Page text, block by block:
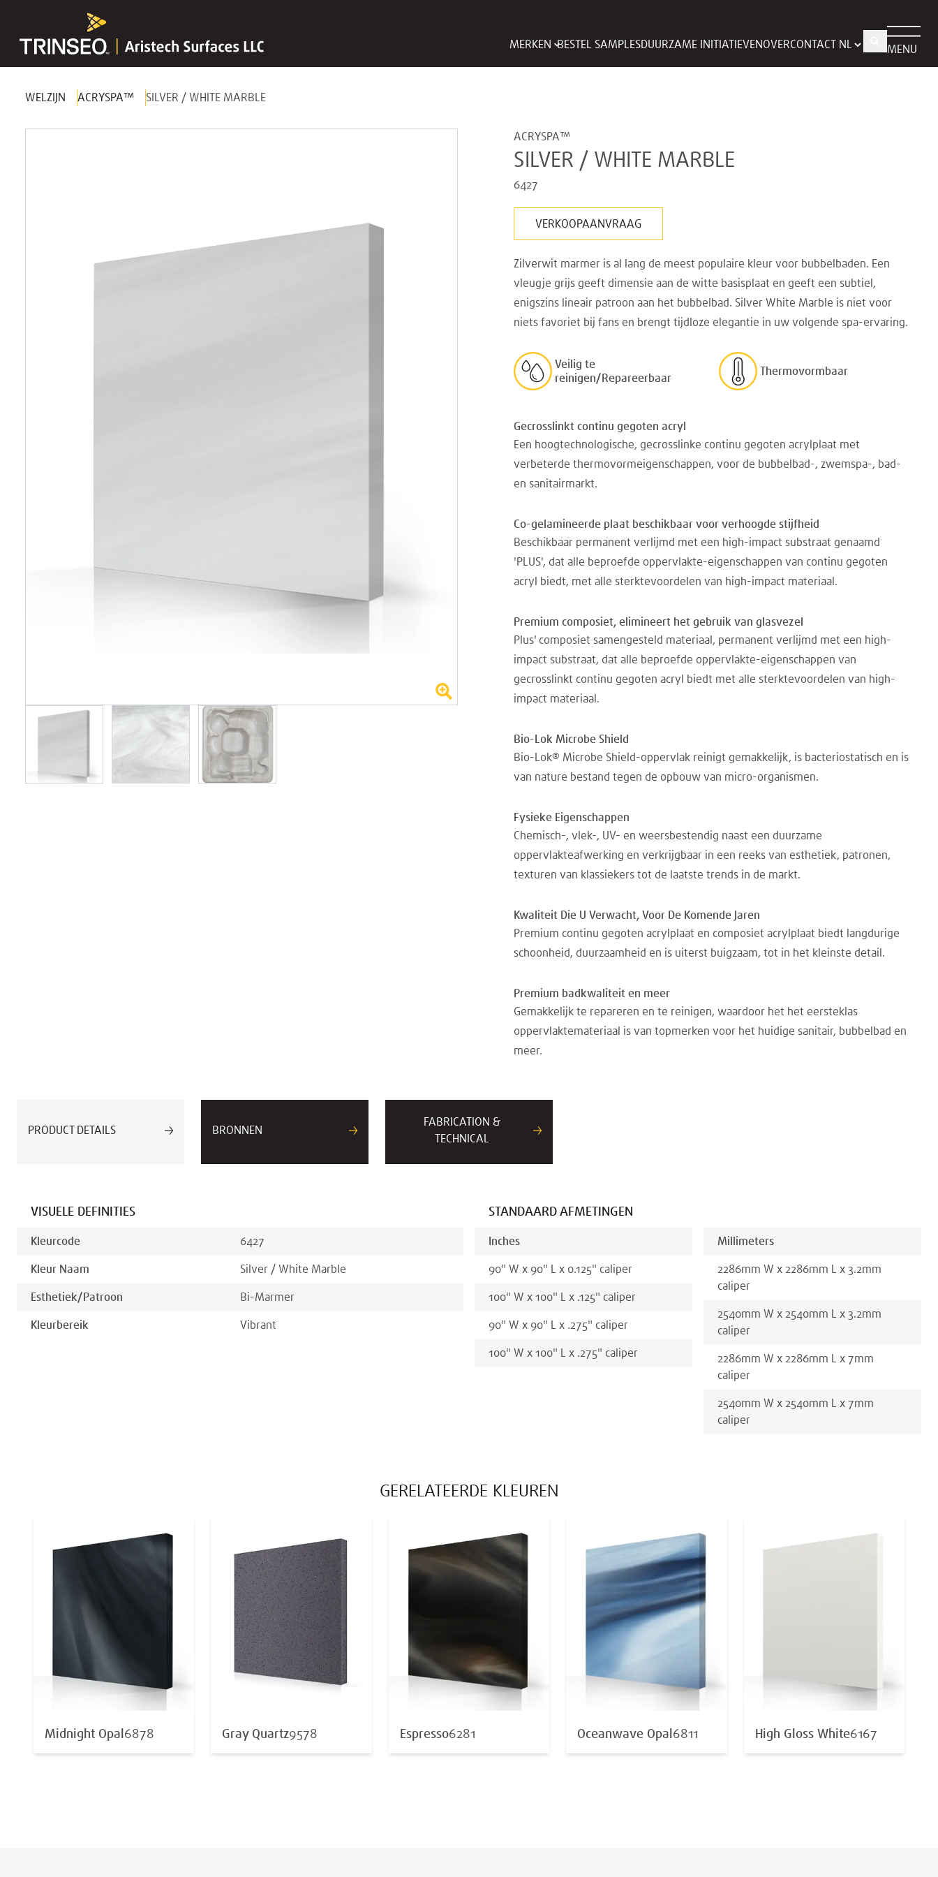
MERKEN BESTEL SAMPLES DUURZAME INITIATIEVENOVERCONTACT MENU
WELZIJN ACRYSPA™ SILVER / WHITE MARBLE
ACRYSPA™
SILVER / WHITE MARBLE
6427
VERKOOPAANVRAAG
Zilverwit marmer is al lang de meest populaire kleur voor bubbelbaden. Een
vleugje grijs geeft dimensie aan de witte basisplaat en geeft een subtiel,
enigszins lineair patroon aan het bubbelbad. Silver White Marble is niet voor
niets favoriet bij fans en brengt tijdloze elegantie in uw volgende spa-ervaring.
Veilig te
reinigen/Repareerbaar
Thermovormbaar
Gecrosslinkt continu gegoten acryl
Een hoogtechnologische, gecrosslinke continu gegoten acrylplaat met
verbeterde thermovormeigenschappen, voor de bubbelbad-, zwemspa-, bad-
en sanitairmarkt.
Co-gelamineerde plaat beschikbaar voor verhoogde stijfheid
Beschikbaar permanent verlijmd met een high-impact substraat genaamd
'PLUS', dat alle beproefde oppervlakte-eigenschappen van continu gegoten
acryl biedt, met alle sterktevoordelen van high-impact materiaal.
Premium composiet, elimineert het gebruik van glasvezel
Plus' composiet samengesteld materiaal, permanent verlijmd met een high-
impact substraat, dat alle beproefde oppervlakte-eigenschappen van
gecrosslinkt continu gegoten acryl biedt met alle sterktevoordelen van high-
impact materiaal.
Bio-Lok Microbe Shield
Bio-Lok® Microbe Shield-oppervlak reinigt gemakkelijk, is bacteriostatisch en is
van nature bestand tegen de opbouw van micro-organismen.
Fysieke Eigenschappen
Chemisch-, vlek-, UV- en weersbestendig naast een duurzame
oppervlakteafwerking en verkrijgbaar in een reeks van esthetiek, patronen,
texturen van klassiekers tot de laatste trends in de markt.
Kwaliteit Die U Verwacht, Voor De Komende Jaren
Premium continu gegoten acrylplaat en composiet acrylplaat biedt langdurige
schoonheid, duurzaamheid en is uiterst buigzaam, tot in het kleinste detail.
Premium badkwaliteit en meer
Gemakkelijk te repareren en te reinigen, waardoor het het eersteklas
oppervlaktemateriaal is van topmerken voor het huidige sanitair, bubbelbad en
meer.
PRODUCT DETAILS BRONNEN
FABRICATION &
TECHNICAL
VISUELE DEFINITIES
Kleurcode 6427
Kleur Naam Silver / White Marble
Esthetiek/patroon Bi-Marmer
Kleurbereik Vibrant
STANDAARD AFMETINGEN
Inches
90" W x 90" L x 0.125" caliper
100" W x 100" L x .125" caliper
90" W x 90" L x .275" caliper
100" W x 100" L x .275" caliper
Millimeters
2286mm W x 2286mm L x 3.2mm
caliper
2540mm W x 2540mm L x 3.2mm
caliper
2286mm W x 2286mm L x 7mm
caliper
2540mm W x 2540mm L x 7mm
caliper
GERELATEERDE KLEUREN
Midnight Opal 6878 Gray Quartz9578 Espresso6281 Oceanwave Opal 6811 High Gloss White6167